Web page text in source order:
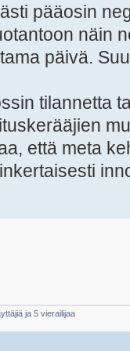
pääosin
näin
päivä.
tilannetta
että meta
ja 5 vierailijaa